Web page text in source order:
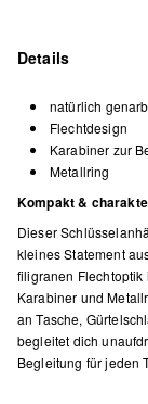
Details
natürlich
Flechtdesign
Karabiner zur
Metallring
Kompakt &
Dieser
kleines Statement
filigranen Flechtoptik
Karabiner und
an Tasche,
begleitet dich
Begleitung für jeden